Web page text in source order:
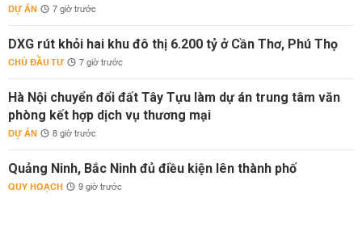
DỰ ÁN 7 giờ trước
DXG rút khỏi hai khu đô thị 6.200 tỷ ở Cần Thơ, Phú Thọ
CHỦ ĐẦU TƯ 7 giờ trước
Hà Nội chuyển đổi đất Tây Tựu làm dự án trung tâm văn
phòng kết hợp dịch vụ thương mại
DỰ ÁN 8 giờ trước
Quảng Ninh, Bắc Ninh đủ điều kiện lên thành phố
QUY HOẠCH 9 giờ trước